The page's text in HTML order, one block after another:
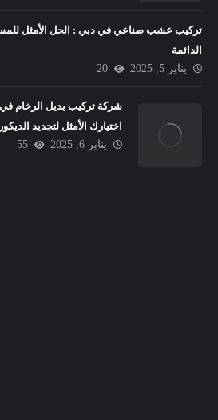
تركيب عشب صناعي في دبي : الحل الأمثل
الدائمة
يناير 5, 2025
20
شركة تركيب بديل الرخام
اختيارك الأمثل لتجديد الديكور
يناير 6, 2025
55